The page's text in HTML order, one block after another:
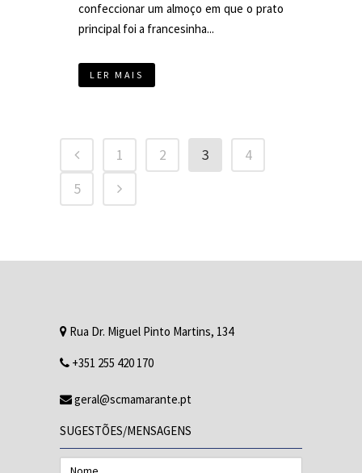
confeccionar um almoço em que o prato
principal foi a francesinha...
LER MAIS
1 2 3
4
5
Rua Dr. Miguel Pinto Martins, 134
+351 255 420 170
geral@scmamarante.pt
SUGESTÕES/MENSAGENS
Nome